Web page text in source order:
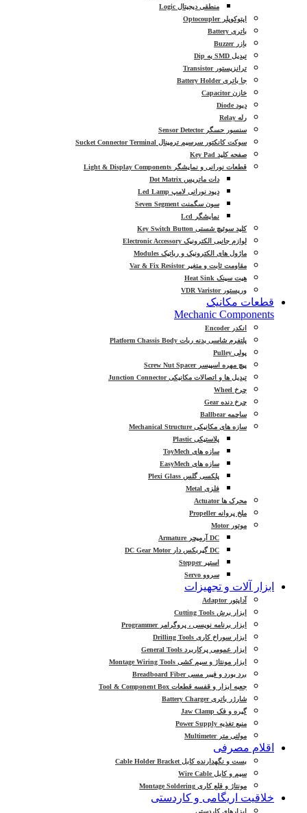
منطقی دیجیتال Logic
اپتوکوپلر Optocoupler
باتری Battery
بازر Buzzer
تبدیل SMD به Dip
ترانزیستور Transistor
جا باتری Battery Holder
خازن Capacitor
دیود Diode
رله Relay
سنسور حسگر Sensor Detector
سوکت کانکتور سرسیم ترمینال Sucket Connector Terminal
صفحه کلید Key Pad
قطعات نورانی و نمایشگر Light & Display Components
دات ماتریس Dot Matrix
دیود نورانی لامپ Led Lamp
سون سگمنت Seven Segment
نمایشگر Lcd
کلید سوئیچ شستی Key Switch Button
لوازم جانبی الکترونیک Electronic Accessory
ماژول های الکترونیک و رباتیک Modules
مقاومت ثابت و متغیر Var & Fix Resistor
هیت سینک Heat Sink
وریستور VDR Varistor
قطعات مکانیک
Mechanic Components
انکدر Encoder
پلتفرم شاسی بدنه ربات Platform Chassis Body
پولی Pulley
پیچ مهره اسپیسر Screw Nut Spacer
تبدیل ها و اتصالات مکانیکی Junction Connector
چرخ Wheel
چرخ دنده Gear
ساچمه Ballbear
سازه های مکانیکی Mechanical Structure
پلاستیکی Plastic
سازه های ToyMech
سازه های EasyMech
پلکسی گلس Plexi Glass
فلزی Metal
محرک ها Actuator
ملخ پروانه Propeller
موتور Motor
DC آرمیچر Armature
DC گیربکس دار DC Gear Motor
استپر Stepper
سروو Servo
ابزار آلات و تجهیزات
آداپتور Adaptor
ابزار برش Cutting Tools
ابزار برنامه نویسی ، پروگرامر Programmer
ابزار سوراخ کاری Drilling Tools
ابزار عمومی پرکاربرد General Tools
ابزار مونتاژ و سیم کشی Montage Wiring Tools
برد بورد و فیبر مسی Breadboard Fiber
جعبه ابزار و قفسه قطعات Tool & Component Box
شارژر باتری Battery Charger
گیره و فک Jaw Clamp
منبع تغذیه Power Supply
مولتی متر Multimeter
اقلام مصرفی
بست و نگهدارنده کابل Cable Holder Bracket
سیم و کابل Wire Cable
مونتاژ و قلع کاری Montage Soldering
خلاقیت اریگامی و کاردستی
ابزارهای کاردستی